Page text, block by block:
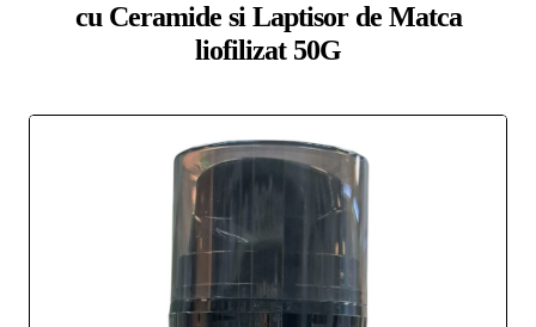
cu Ceramide si Laptisor de Matca
liofilizat 50G